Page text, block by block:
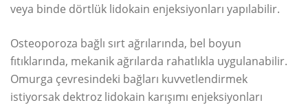
veya binde dörtlük lidokain enjeksiyonları yapılabilir.
Osteoporoza bağlı sırt ağrılarında, bel boyun
fıtıklarında, mekanik ağrılarda rahatlıkla uygulanabilir.
Omurga çevresindeki bağları kuvvetlendirmek
istiyorsak dektroz lidokain karışımı enjeksiyonları